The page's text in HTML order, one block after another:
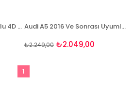
Audi A5 2007-2016 Uyumlu 4D Havuzlu Paspas Takımı NaturForcer Audi A5 2016 Ve Sonrası Uyumlu 4D Havuzlu Paspas Takımı NaturForcer
₺2.049,00
₺2.249,00
1